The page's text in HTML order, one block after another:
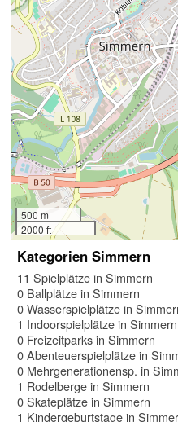
500 m
2000 ft
Kategorien Simmern
11 Spielplätze in Simmern
0 Ballplätze in Simmern
0 Wasserspielplätze in
1 Indoorspielplätze in Simmern
0 Freizeitparks in Simmern
0 Abenteuerspielplätze in
0 Mehrgenerationensp. in
1 Rodelberge in Simmern
0 Skateplätze in Simmern
1 Kindergeburtstage in